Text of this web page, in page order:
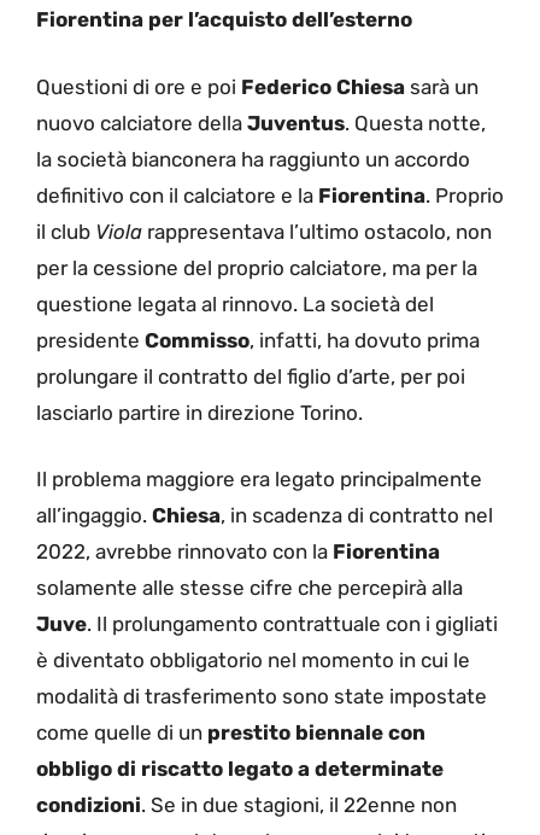
Fiorentina per l’acquisto dell’esterno
Questioni di ore e poi Federico Chiesa sarà un
nuovo calciatore della Juventus. Questa notte,
la società bianconera ha raggiunto un accordo
definitivo con il calciatore e la Fiorentina. Proprio
il club Viola rappresentava l’ultimo ostacolo, non
per la cessione del proprio calciatore, ma per la
questione legata al rinnovo. La società del
presidente Commisso, infatti, ha dovuto prima
prolungare il contratto del figlio d’arte, per poi
lasciarlo partire in direzione Torino.
Il problema maggiore era legato principalmente
all’ingaggio. Chiesa, in scadenza di contratto nel
2022, avrebbe rinnovato con la Fiorentina
solamente alle stesse cifre che percepirà alla
Juve. Il prolungamento contrattuale con i gigliati
è diventato obbligatorio nel momento in cui le
modalità di trasferimento sono state impostate
come quelle di un prestito biennale con
obbligo di riscatto legato a determinate
condizioni. Se in due stagioni, il 22enne non